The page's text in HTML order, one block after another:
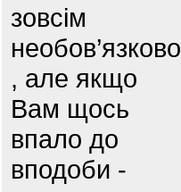
зовсім
необов’язково
, але якщо
Вам щось
впало до
вподоби -